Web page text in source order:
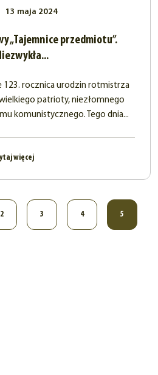
13 maja 2024
„Tajemnice przedmiotu”.
123. rocznica urodzin rotmistrza
patrioty, niezłomnego
komunistycznego. Tego dnia...
więcej
2 3 4 5